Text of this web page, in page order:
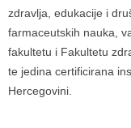
zdravlja, edukacije i
farmaceutskih nauka,
fakultetu i Fakultetu
te jedina certificirana
Hercegovini.